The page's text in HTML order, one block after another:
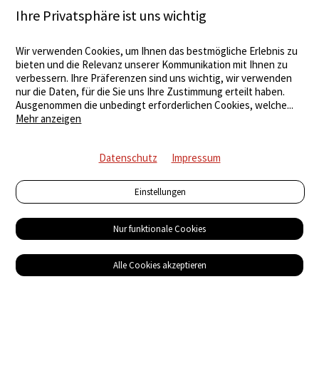
Ihre Privatsphäre ist uns wichtig
Wir verwenden Cookies, um Ihnen das bestmögliche Erlebnis zu
bieten und die Relevanz unserer Kommunikation mit Ihnen zu
verbessern. Ihre Präferenzen sind uns wichtig, wir verwenden
nur die Daten, für die Sie uns Ihre Zustimmung erteilt haben.
Ausgenommen die unbedingt erforderlichen Cookies, welche...
Mehr anzeigen
Datenschutz Impressum
Einstellungen
Nur funktionale Cookies
Alle Cookies akzeptieren